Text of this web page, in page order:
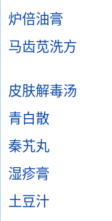
炉倍油膏
马齿苋洗方
皮肤解毒汤
青白散
秦艽丸
湿疹膏
土豆汁